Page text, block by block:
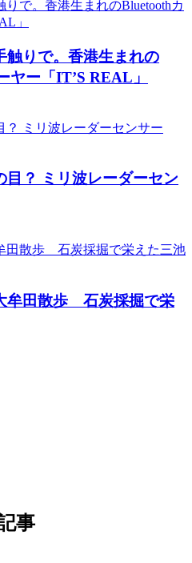
触りで。香港生まれの
ヤー「IT’S REAL」
目？ ミリ波レーダーセン
牟田散歩 石炭採掘で栄
事